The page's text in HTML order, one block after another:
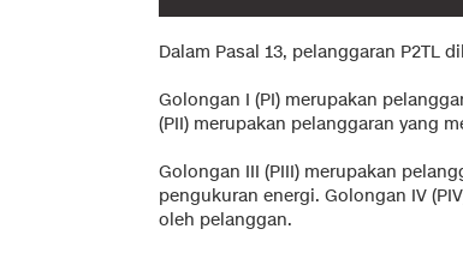
Dalam Pasal 13, pelanggaran P2TL
Golongan I (PI) merupakan
(PII) merupakan pelanggaran yang
Golongan III (PIII) merupakan
pengukuran energi. Golongan IV
oleh pelanggan.